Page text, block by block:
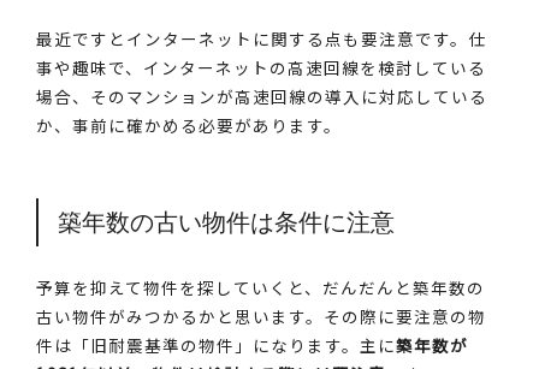
最近ですとインターネットに関する点も要注意です。仕
事や趣味で、インターネットの高速回線を検討している
場合、そのマンションが高速回線の導入に対応している
か、事前に確かめる必要があります。
築年数の古い物件は条件に注意
予算を抑えて物件を探していくと、だんだんと築年数の
古い物件がみつかるかと思います。その際に要注意の物
件は「旧耐震基準の物件」になります。主に築年数が